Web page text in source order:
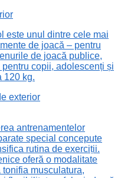
este unul dintre cele mai
de joacă – pentru
de joacă publice,
copii, adolescenți și
120 kg.
exterior
antrenamentelor
special concepute
rutina de exerciții.
oferă o modalitate
musculatura,